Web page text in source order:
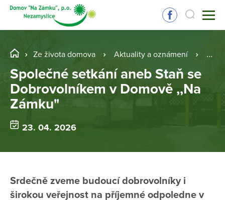
Ze života domova Aktuality a oznámení
Společné setkání aneb Staň se
Dobrovolníkem v Domově ,,Na
Zámku"
23. 04. 2026
Srdečně zveme budoucí dobrovolníky i
širokou veřejnost na příjemné odpoledne v